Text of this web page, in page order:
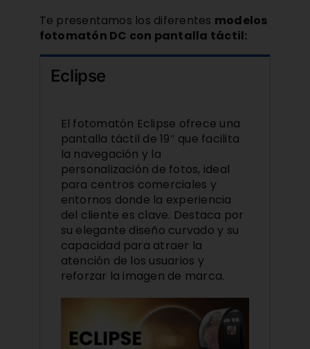
Te presentamos los diferentes modelos
fotomatón DC con pantalla táctil:
Eclipse
El fotomatón Eclipse ofrece una
pantalla táctil de 19″ que facilita
la navegación y la
personalización de fotos, ideal
para centros comerciales y
entornos donde la experiencia
del cliente es clave. Destaca por
su elegante diseño curvado y su
capacidad para atraer la
atención de los usuarios y
reforzar la imagen de marca.